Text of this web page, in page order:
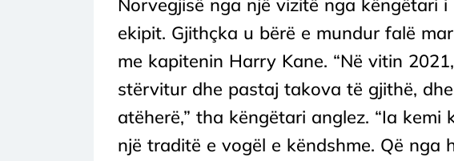
Norvegjisë nga një vizitë nga këngëtari
ekipit. Gjithçka u bërë e mundur falë
me kapitenin Harry Kane. “Në vitin
stërvitur dhe pastaj takova të gjithë,
atëherë,” tha këngëtari anglez. “Ia kemi
një traditë e vogël e këndshme. Që nga